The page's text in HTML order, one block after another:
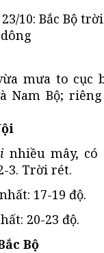
10: Bắc Bộ
mưa to cục
Nam Bộ;
nhiều mây,
3. Trời rét.
17-19 độ.
20-23 độ.
Bộ